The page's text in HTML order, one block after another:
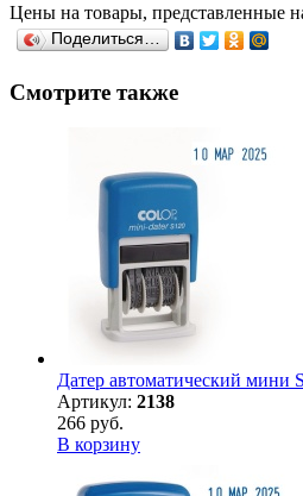
Цены на товары, представленные
Поделиться…
Смотрите также
Датер автоматический мини
Артикул: 2138
266 руб.
В корзину